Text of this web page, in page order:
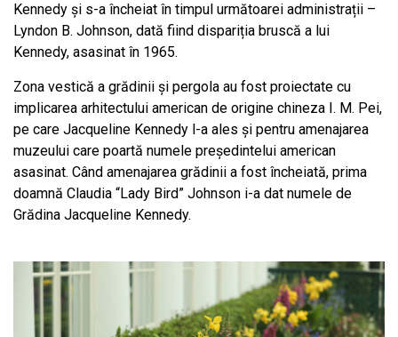
Kennedy și s-a încheiat în timpul următoarei administrații –
Lyndon B. Johnson, dată fiind dispariția bruscă a lui
Kennedy, asasinat în 1965.
Zona vestică a grădinii și pergola au fost proiectate cu
implicarea arhitectului american de origine chineza I. M. Pei,
pe care Jacqueline Kennedy l-a ales și pentru amenajarea
muzeului care poartă numele președintelui american
asasinat. Când amenajarea grădinii a fost încheiată, prima
doamnă Claudia “Lady Bird” Johnson i-a dat numele de
Grădina Jacqueline Kennedy.